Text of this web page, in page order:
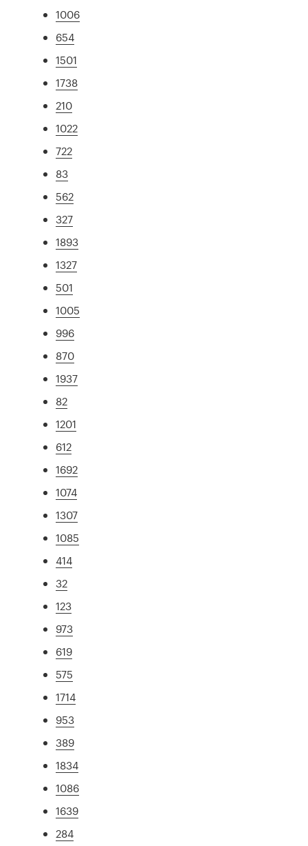
1006
654
1501
1738
210
1022
722
83
562
327
1893
1327
501
1005
996
870
1937
82
1201
612
1692
1074
1307
1085
414
32
123
973
619
575
1714
953
389
1834
1086
1639
284